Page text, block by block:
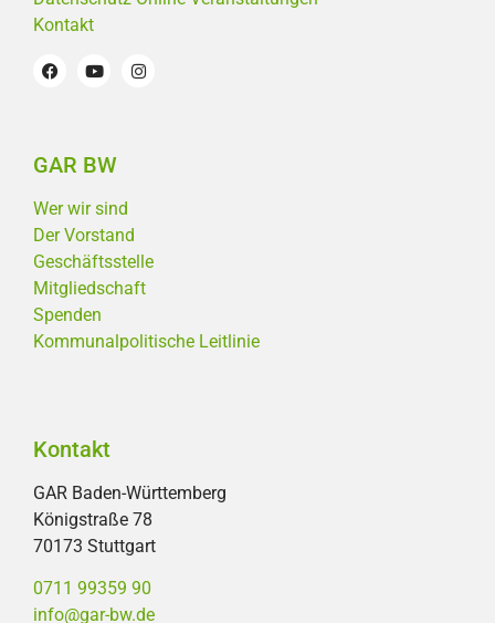
Kontakt
GAR BW
Wer wir sind
Der Vorstand
Geschäftsstelle
Mitgliedschaft
Spenden
Kommunalpolitische Leitlinie
Kontakt
GAR Baden-Württemberg
Königstraße 78
70173 Stuttgart
0711 99359 90
info@gar-bw.de